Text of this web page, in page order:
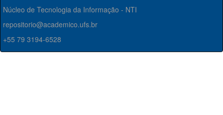
Núcleo de Tecnologia da Informação - NTI
repositorio@academico.ufs.br
+55 79 3194-6528